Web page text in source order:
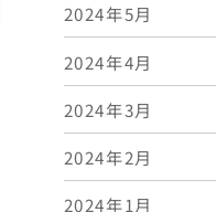
2024年5月
2024年4月
2024年3月
2024年2月
2024年1月